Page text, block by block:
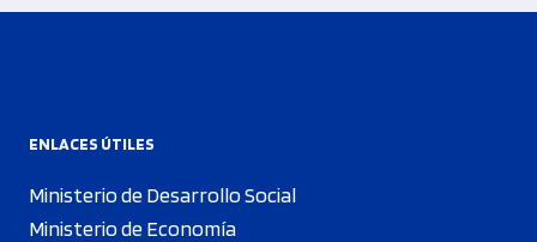
ENLACES ÚTILES
Ministerio de Desarrollo Social
Ministerio de Economía